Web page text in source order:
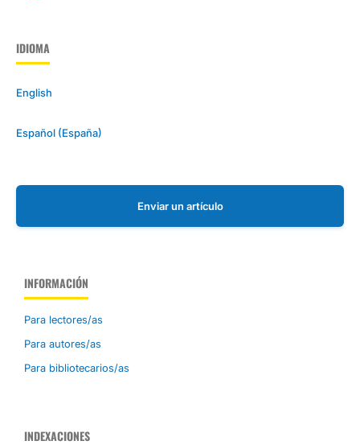
IDIOMA
English
Español (España)
Enviar un artículo
INFORMACIÓN
Para lectores/as
Para autores/as
Para bibliotecarios/as
INDEXACIONES